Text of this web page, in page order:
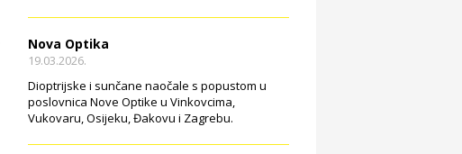
Nova Optika
19.03.2026.
Dioptrijske i sunčane naočale s popustom u
poslovnica Nove Optike u Vinkovcima,
Vukovaru, Osijeku, Đakovu i Zagrebu.